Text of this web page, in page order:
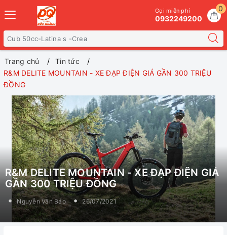
0
Gọi miễn phí
0932249200
Trang chủ
Tin tức
R&M DELITE MOUNTAIN - XE ĐẠP ĐIỆN GIÁ GẦN 300 TRIỆU
ĐỒNG
R&M DELITE MOUNTAIN - XE ĐẠP ĐIỆN GIÁ
GẦN 300 TRIỆU ĐỒNG
Nguyễn Văn Bảo 26/07/2021